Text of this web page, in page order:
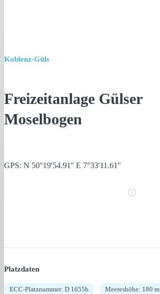
Koblenz-Güls
Freizeitanlage Gülser
Moselbogen
GPS: N 50°19'54.91'' E 7°33'11.61''
Platzdaten
ECC-Platznummer: D 1655b Meereshöhe: 180 m